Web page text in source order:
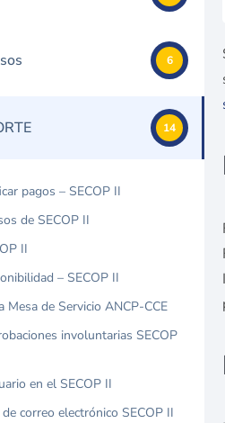
6
14
pagos – SECOP II
de SECOP II
II
– SECOP II
Mesa de Servicio ANCP-CCE
involuntarias SECOP
en el SECOP II
correo electrónico SECOP II